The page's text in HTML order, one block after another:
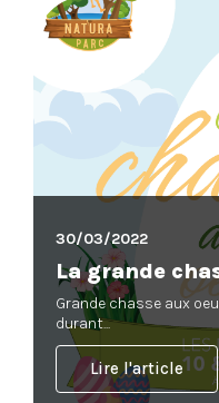
30/03/2022
La grande
Grande chasse aux
durant...
Lire l'article